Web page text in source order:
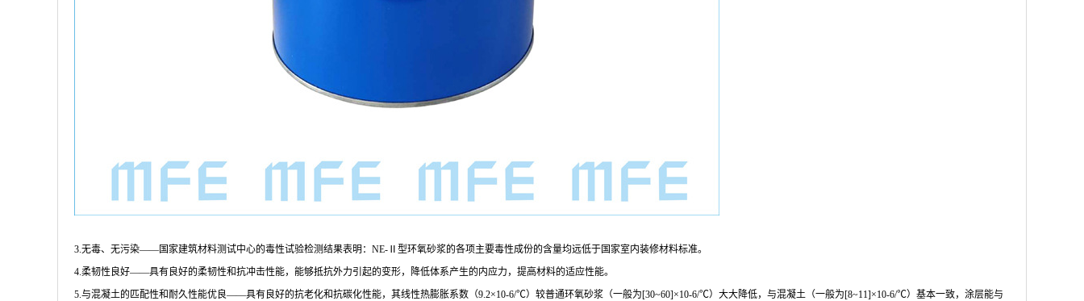
3.无毒、无污染――国家建筑材料测试中心的毒性试验检测结果表明：NE-Ⅱ型环氧砂浆的各项主要毒性成份的含量均远低于国家室内装修材料标准。
4.柔韧性良好――具有良好的柔韧性和抗冲击性能，能够抵抗外力引起的变形，降低体系产生的内应力，提高材料的适应性能。
5.与混凝土的匹配性和耐久性能优良――具有良好的抗老化和抗碳化性能，其线性热膨胀系数（9.2×10-6/℃）较普通环氧砂浆（一般为[30~60]×10-6/℃）大大降低，与混凝土（一般为[8~11]×10-6/℃）基本一致，涂层能与